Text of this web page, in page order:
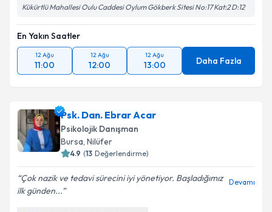
Kükürtlü Mahallesi Oulu Caddesi Oylum Gökberk Sitesi No:17 Kat:2 D:12
En Yakın Saatler
12 Ağu
11:00
12 Ağu
12:00
12 Ağu
13:00 Daha Fazla
Psk. Dan. Ebrar Acar
Psikolojik Danışman
Bursa, Nilüfer
4.9 (13 Değerlendirme)
Çok nazik ve tedavi sürecini iyi yönetiyor. Başladığımız
ilk günden...
Devamı